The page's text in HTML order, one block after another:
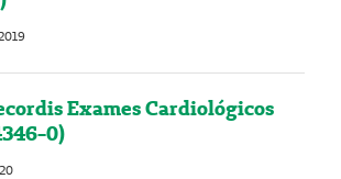
Exames Cardiológicos
0)